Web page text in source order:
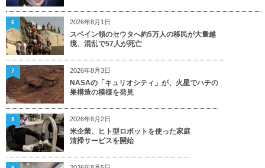
2026年8月1日
スペイン領のセウタへ約5万人の移民が大量越
境、混乱で57人が死亡
6
2026年8月3日
NASAの「キュリオシティ」が、火星でハチの
巣構造の模様を発見
7
2026年8月2日
米企業、ヒト型ロボットを使った家庭
清掃サービスを開始
8